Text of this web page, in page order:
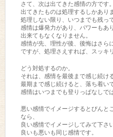
さて、次は出てきた感情の方です。
出てきたものは処理するしかあり
処理しない限り、いつまでも残っ
感情は爆発力があり、パワーもあ
出来てもなくなりません。
感情が先、理性が後、後悔はさら
ですが、処理さえすれば、スッキ
どう対処するのか。
それは、感情を最後まで感じ続け
最期まで感じ続けると、落ち着い
感情はいつまでも登りっぱなしで
悪い感情でイメージするとぴんと
なら、
良い感情でイメージしてみて下さい
良いも悪いも同じ感情です。